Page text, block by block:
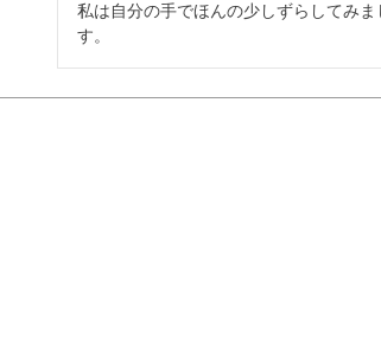
私は自分の手でほんの少しずらしてみ
す。